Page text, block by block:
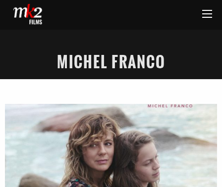
MICHEL FRANCO